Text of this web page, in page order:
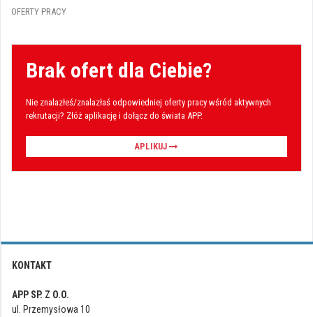
OFERTY PRACY
Brak ofert dla Ciebie?
Nie znalazłeś/znalazłaś odpowiedniej oferty pracy wśród aktywnych
rekrutacji? Złóż aplikację i dołącz do świata APP.
APLIKUJ
KONTAKT
APP SP. Z O.O.
ul. Przemysłowa 10